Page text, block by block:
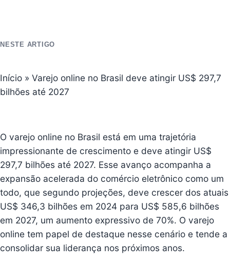
NESTE ARTIGO
Início » Varejo online no Brasil deve atingir US$ 297,7
bilhões até 2027
O varejo online no Brasil está em uma trajetória
impressionante de crescimento e deve atingir US$
297,7 bilhões até 2027. Esse avanço acompanha a
expansão acelerada do comércio eletrônico como um
todo, que segundo projeções, deve crescer dos atuais
US$ 346,3 bilhões em 2024 para US$ 585,6 bilhões
em 2027, um aumento expressivo de 70%. O varejo
online tem papel de destaque nesse cenário e tende a
consolidar sua liderança nos próximos anos.